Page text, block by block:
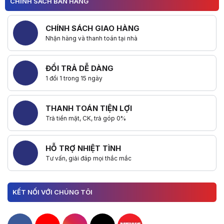
CHÍNH SÁCH GIAO HÀNG
Nhận hàng và thanh toán tại nhà
ĐỔI TRẢ DỄ DÀNG
1 đổi 1 trong 15 ngày
THANH TOÁN TIỆN LỢI
Trả tiền mặt, CK, trả góp 0%
HỖ TRỢ NHIỆT TÌNH
Tư vấn, giải đáp mọi thắc mắc
KẾT NỐI VỚI CHÚNG TÔI